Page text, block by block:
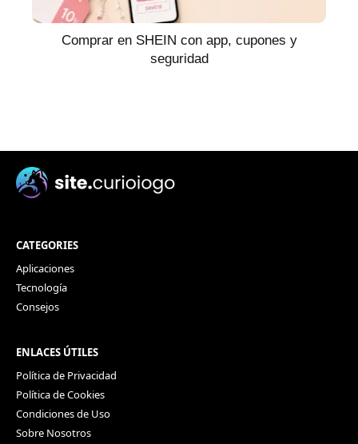
Comprar en SHEIN con app, cupones y
seguridad
CATEGORIES
Aplicaciones
Tecnología
Consejos
ENLACES ÚTILES
Política de Privacidad
Política de Cookies
Condiciones de Uso
Sobre Nosotros